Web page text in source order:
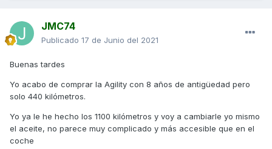
JMC74
Publicado 17 de Junio del 2021
Buenas tardes
Yo acabo de comprar la Agility con 8 años de antigüedad pero
solo 440 kilómetros.
Yo ya le he hecho los 1100 kilómetros y voy a cambiarle yo mismo
el aceite, no parece muy complicado y más accesible que en el
coche